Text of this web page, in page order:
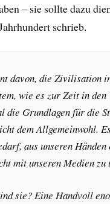
– sie sollte dazu
schrieb.
davon, die Zivilisation
wie es zur Zeit in
die Grundlagen für die
dem Allgemeinwohl.
aus unseren
mit unseren Medien
sie? Eine Handvoll